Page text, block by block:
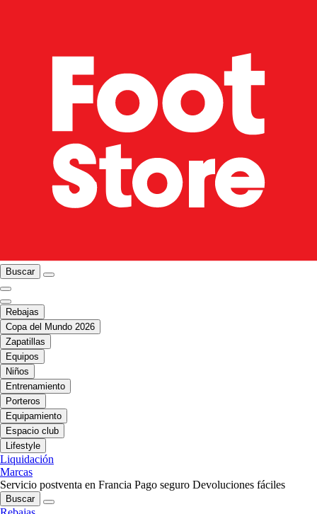
Buscar
Rebajas
Copa del Mundo 2026
Zapatillas
Equipos
Niños
Entrenamiento
Porteros
Equipamiento
Espacio club
Lifestyle
Liquidación
Marcas
Servicio postventa en Francia Pago seguro Devoluciones fáciles
Buscar